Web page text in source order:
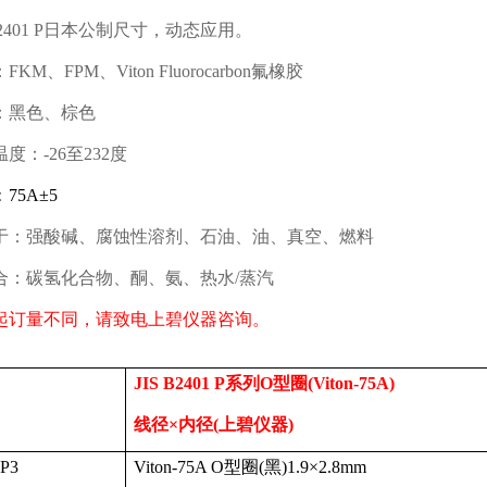
P日本公制尺寸，动态应用。
FKM FPM Viton Fluorocarbon氟橡胶
黑色、棕色
度： -26至232度
75A±5
：强酸碱、腐蚀性溶剂、石油、油、真空、燃料
：碳氢化合物、酮、氨、热水/蒸汽
订量不同，请致电上碧仪器咨询。
JIS B2401 P系列O型圈(Viton-75A)
线径×内径( 上碧仪器)
Viton-75A O型圈(黑)1.9×2.8mm